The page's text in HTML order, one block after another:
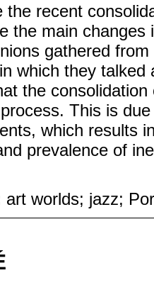
the recent
the main
gathered
which they
the
This is
which results
prevalence of
art worlds; jazz;